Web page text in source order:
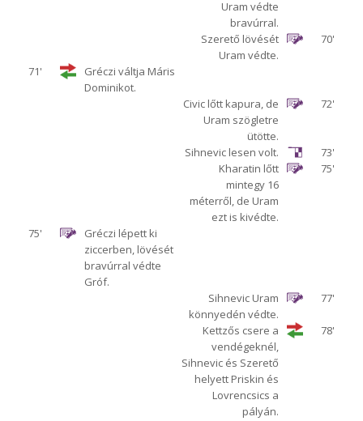
Uram védte
bravúrral.
70'
Szerető lövését
Uram védte.
71'
Gréczi váltja Máris
Dominikot.
72'
Civic lőtt kapura, de
Uram szögletre
ütötte.
73'
Sihnevic lesen volt.
75'
Kharatin lőtt
mintegy 16
méterről, de Uram
ezt is kivédte.
75'
Gréczi lépett ki
ziccerben, lövését
bravúrral védte
Gróf.
77'
Sihnevic Uram
könnyedén védte.
78'
Kettzős csere a
vendégeknél,
Sihnevic és Szerető
helyett Priskin és
Lovrencsics a
pályán.